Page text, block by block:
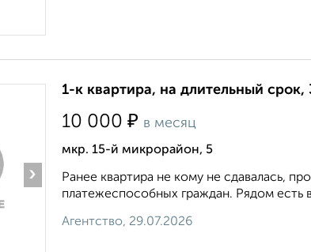
›
1-к квартира, на длительный
10 000 ₽ в месяц
мкр. 15-й микрорайон, 5
Ранее квартира не кому не сдавалась,
платежеспособных граждан. Рядом есть
Агентство, 29.07.2026